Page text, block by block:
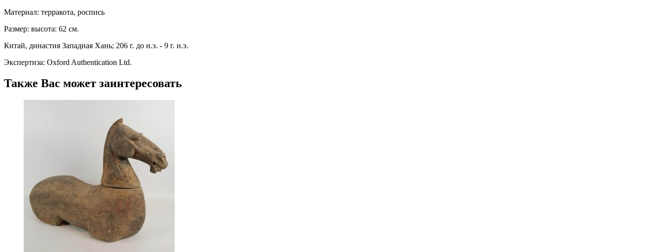
Материал: терракота, роспись
Размер: высота: 62 см.
Китай, династия Западная Хань; 206 г. до н.э. - 9 г. н.э.
Экспертиза: Oxford Authentication Ltd.
Также Вас может заинтересовать